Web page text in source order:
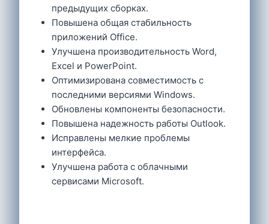
предыдущих сборках.
Повышена общая стабильность
приложений Office.
Улучшена производительность Word,
Excel и PowerPoint.
Оптимизирована совместимость с
последними версиями Windows.
Обновлены компоненты безопасности.
Повышена надежность работы Outlook.
Исправлены мелкие проблемы
интерфейса.
Улучшена работа с облачными
сервисами Microsoft.